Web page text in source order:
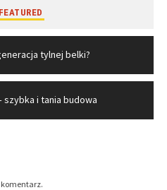
FEATURED
tylnej belki?
i tania budowa